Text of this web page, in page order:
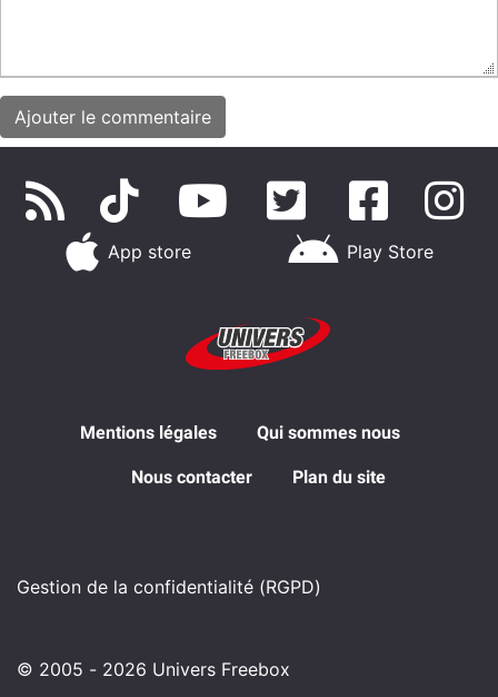
App store Play Store
Mentions légales Qui sommes nous
Nous contacter Plan du site
Gestion de la confidentialité (RGPD)
© 2005 - 2026 Univers Freebox